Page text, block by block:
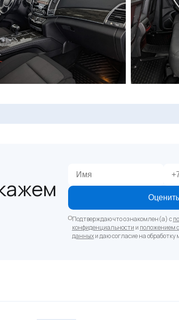
Оценить
Подтверждаю что ознакомлен(а) с
конфиденциальности и положением
данныхи даю согласие на